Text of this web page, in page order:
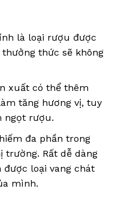
là loại rượu được
thức sẽ không
xuất có thể thêm
tăng hương vị, tuy
ngọt rượu.
đa phần trong
trường. Rất dễ dàng
loại vang chát
mình.